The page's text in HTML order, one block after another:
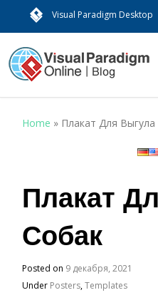
Visual Paradigm Desktop
Home » Плакат Для
Плакат
Собак
Posted on 9 декабря, 2021
Under Posters,Templates